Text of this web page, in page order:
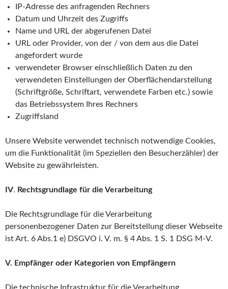
IP-Adresse des anfragenden Rechners
Datum und Uhrzeit des Zugriffs
Name und URL der abgerufenen Datei
URL oder Provider, von der / von dem aus die Datei
angefordert wurde
verwendeter Browser einschließlich Daten zu den
verwendeten Einstellungen der Oberflächendarstellung
(Schriftgröße, Schriftart, verwendete Farben etc.) sowie
das Betriebssystem Ihres Rechners
Zugriffsland
Unsere Website verwendet technisch notwendige Cookies,
um die Funktionalität (im Speziellen den Besucherzähler) der
Website zu gewährleisten.
IV. Rechtsgrundlage für die Verarbeitung
Die Rechtsgrundlage für die Verarbeitung
personenbezogener Daten zur Bereitstellung dieser Webseite
ist Art. 6 Abs.1 e) DSGVO i. V. m. § 4 Abs. 1 S. 1 DSG M-V.
V. Empfänger oder Kategorien von Empfängern